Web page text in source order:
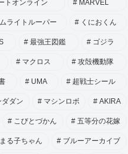
トオンライン MARVEL
ライトルーパー くにおくん
最強王図鑑 ゴジラ
マクロス 攻殻機動隊
UMA 超戦士シール
ダダン マシンロボ AKIRA
こびとづかん 五等分の花嫁
る子ちゃん ブルーアーカイブ